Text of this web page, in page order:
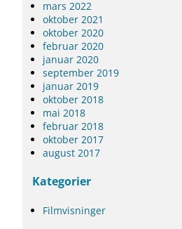
mars 2022
oktober 2021
oktober 2020
februar 2020
januar 2020
september 2019
januar 2019
oktober 2018
mai 2018
februar 2018
oktober 2017
august 2017
Kategorier
Filmvisninger